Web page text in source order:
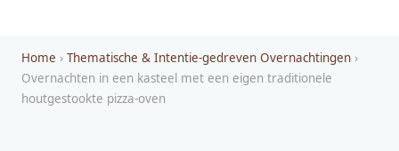
Home › Thematische & Intentie-gedreven Overnachtingen ›
Overnachten in een kasteel met een eigen traditionele
houtgestookte pizza-oven